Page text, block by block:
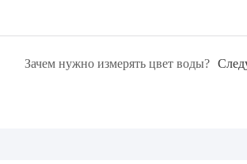
Зачем нужно измерять цвет воды?